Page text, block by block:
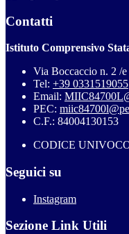
Contatti
Istituto Comprensivo
Via Boccaccio n. 2 /
Tel: +39 0331519055
Email:
PEC:
C.F.: 84004130153
CODICE
Seguici su
Instagram
Sezione Link Utili